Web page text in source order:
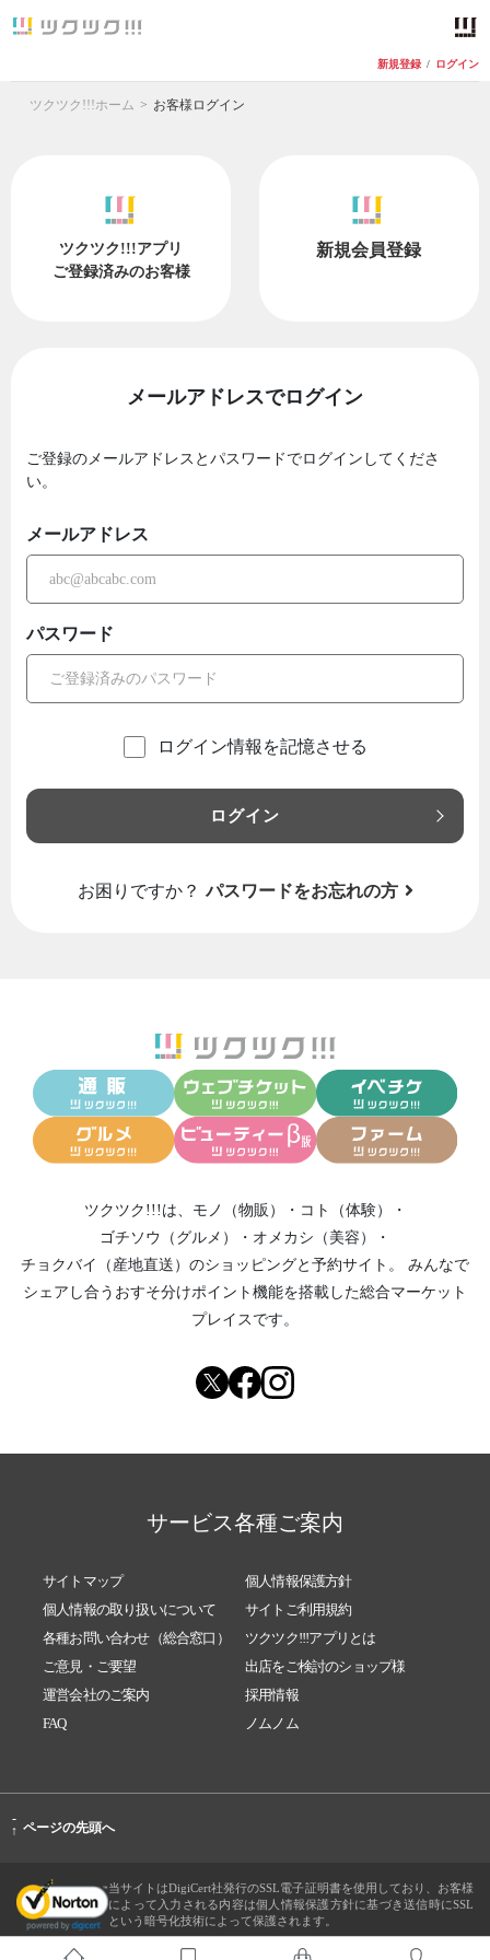
新規登録 / ログイン
ツクツク!!!ホーム お客様ログイン
ツクツク!!!アプリ
ご登録済みのお客様
新規会員登録
メールアドレスでログイン
ご登録のメールアドレスとパスワードでログインしてくださ
い。
メールアドレス
パスワード
ログイン情報を記憶させる
ログイン
お困りですか？ パスワードをお忘れの方
ツクツク!!!は、 モノ（物販） ・ コト（体験）
・
ゴチソウ（グルメ）
・ オメカシ（美容）
・
チョクバイ（産地直送） のショッピングと予約サイト。
みんなで
シェアし合う おすそ分けポイント機能を搭載した総合マーケット
プレイスです。
サービス各種ご案内
サイトマップ
個人情報保護方針
個人情報の取り扱いについて
サイトご利用規約
各種お問い合わせ（総合窓口）
ツクツク!!!アプリとは
ご意見・ご要望
出店をご検討のショップ様
運営会社のご案内
採用情報
FAQ
ノムノム
-
↑ ページの先頭へ
当サイトはDigiCert社発行のSSL電子証明書を使用しており、お客様
によって入力される内容は個人情報保護方針に基づき送信時にSSL
という暗号化技術によって保護されます。